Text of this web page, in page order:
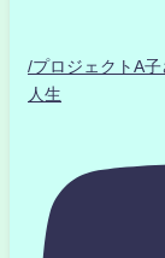
/プロジェクトA
人生